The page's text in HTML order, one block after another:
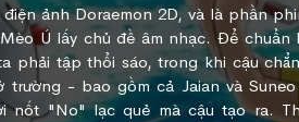
ảnh Doraemon 2D, và là phần
Ú lấy chủ đề âm nhạc. Để chuẩn
phải tập thổi sáo, trong khi cậu
- bao gồm cả Jaian và
nốt "No" lạc quẻ mà cậu tạo ra.